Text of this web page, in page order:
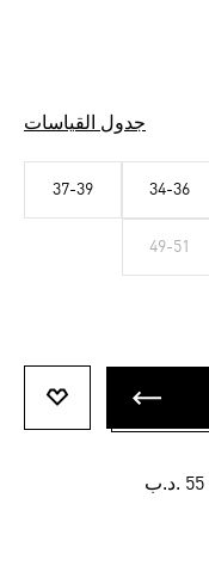
جدول القياسات
34-36
37-39
49-51